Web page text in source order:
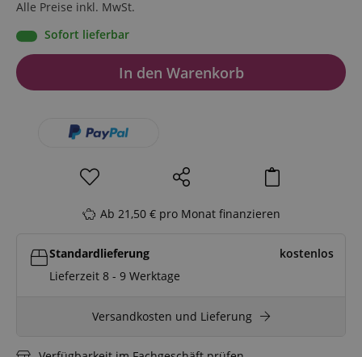
Alle Preise inkl. MwSt.
Sofort lieferbar
In den Warenkorb
Ab 21,50 € pro Monat finanzieren
Standardlieferung
kostenlos
Lieferzeit 8 - 9 Werktage
Versandkosten und Lieferung